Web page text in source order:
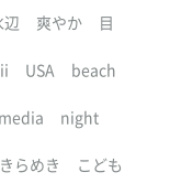
辺 爽やか 目
USA beach
night
きらめき こども